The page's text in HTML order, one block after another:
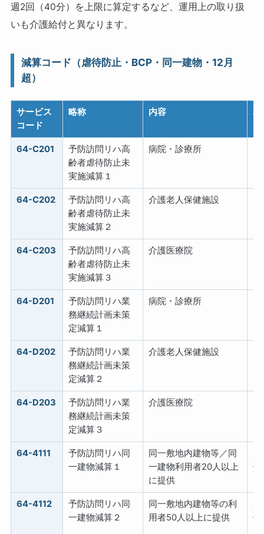
週2回（40分）を上限に算定するなど、運用上の取り扱
いも介護給付と異なります。
減算コード（虐待防止・BCP・同一建物・12月
超）
サービス
コード
略称 内容 単
64-C201
予防訪問リハ高
齢者虐待防止未
実施減算１
病院・診療所
64-C202
予防訪問リハ高
齢者虐待防止未
実施減算２
介護老人保健施設
64-C203
予防訪問リハ高
齢者虐待防止未
実施減算３
介護医療院
64-D201
予防訪問リハ業
務継続計画未策
定減算１
病院・診療所
64-D202
予防訪問リハ業
務継続計画未策
定減算２
介護老人保健施設
64-D203
予防訪問リハ業
務継続計画未策
定減算３
介護医療院
64-4111
予防訪問リハ同
一建物減算１
同一敷地内建物等／同
一建物利用者20人以上
に提供
位
64-4112
予防訪問リハ同
一建物減算２
同一敷地内建物等の利
用者50人以上に提供
位